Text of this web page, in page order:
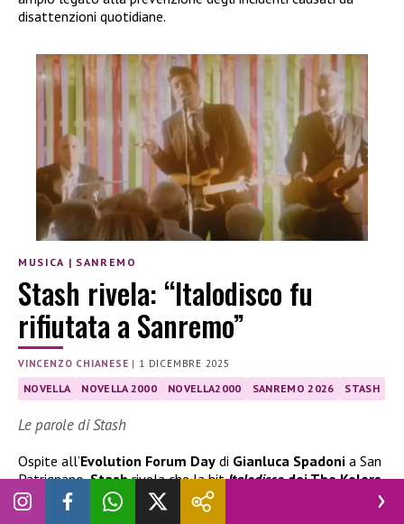
disattenzioni quotidiane.
MUSICA | SANREMO
Stash rivela: “Italodisco fu
rifiutata a Sanremo”
VINCENZO CHIANESE | 1 DICEMBRE 2025
NOVELLA NOVELLA 2000 NOVELLA2000 SANREMO 2026 STASH
Le parole di Stash
Ospite all’Evolution Forum Day di Gianluca Spadoni a San
Patrignano,Stashrivela che la hitItalodiscodei The Kolors
fu rifiutata al Festival di Sanremo